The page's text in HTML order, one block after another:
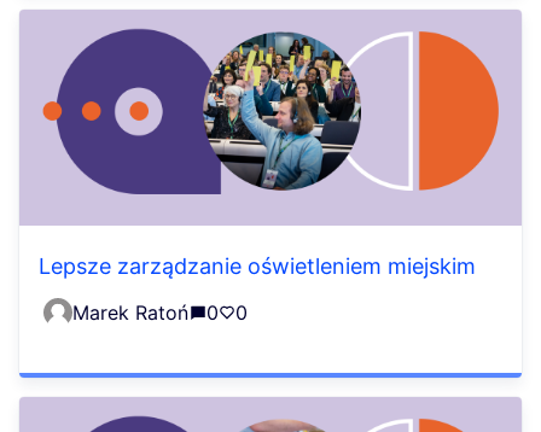
Lepsze zarządzanie oświetleniem miejskim
Marek Ratoń 0 0